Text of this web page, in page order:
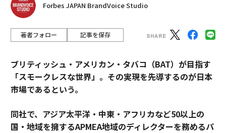
Forbes JAPAN BrandVoice Studio
著者フォロー 記事を保存
ブリティッシュ・アメリカン・タバコ（BAT）が目指す
「スモークレスな世界」。その実現を先導するのが日本
市場であるという。
同社で、アジア太平洋・中東・アフリカなど50以上の
国・地域を擁するAPMEA地域のディレクターを務めるパ